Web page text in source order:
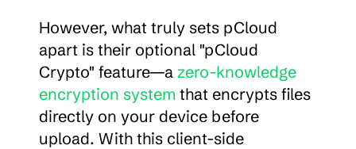
However, what truly sets pCloud
apart is their optional "pCloud
Crypto" feature—a zero-knowledge
encryption system that encrypts files
directly on your device before
upload. With this client-side